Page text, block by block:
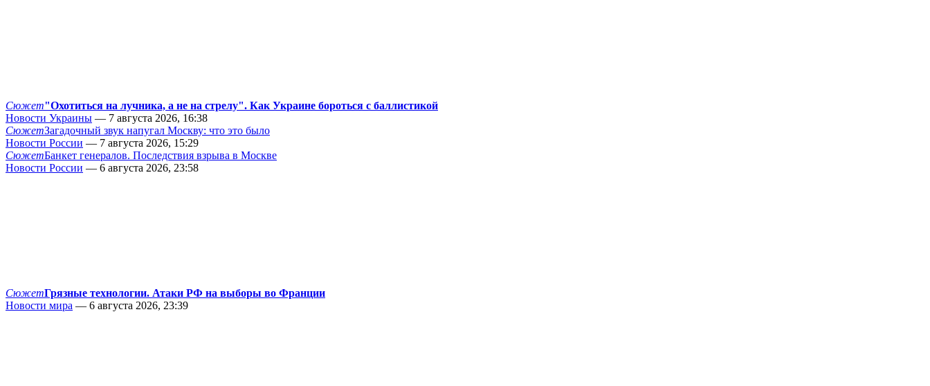
Сюжет"Охотиться на лучника, а не на стрелу". Как Украине бороться с баллистикой
Новости Украины — 7 августа 2026, 16:38
СюжетЗагадочный звук напугал Москву: что это было
Новости России — 7 августа 2026, 15:29
СюжетБанкет генералов. Последствия взрыва в Москве
Новости России — 6 августа 2026, 23:58
СюжетГрязные технологии. Атаки РФ на выборы во Франции
Новости мира — 6 августа 2026, 23:39